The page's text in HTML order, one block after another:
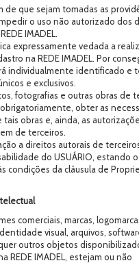
de que sejam tomadas as
o uso não autorizado dos
IMADEL.
expressamente vedada a
na REDE IMADEL. Por
individualmente identificado e
e exclusivos.
fotografias e outras obras de
obter as
tais obras e, ainda, as
de terceiros.
a direitos autorais de
do USUÁRIO, estando o
condições da cláusula de
comerciais, marcas,
visual, arquivos,
outros objetos
REDE IMADEL, estejam ou não